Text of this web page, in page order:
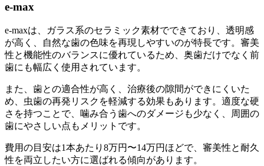
e-max
e-maxは、ガラス系のセラミック素材でできており、透明感
が高く、自然な歯の色味を再現しやすいのが特長です。審美
性と機能性のバランスに優れているため、奥歯だけでなく前
歯にも幅広く使用されています。
また、歯との適合性が高く、治療後の隙間ができにくいた
め、虫歯の再発リスクを軽減する効果もあります。適度な硬
さを持つことで、噛み合う歯へのダメージも少なく、周囲の
歯にやさしい点もメリットです。
費用の目安は1本あたり8万円〜14万円ほどで、審美性と耐久
性を両立したい方に選ばれる傾向があります。